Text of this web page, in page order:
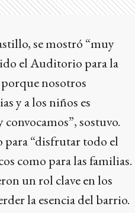
se mostró “muy
el Auditorio para la
nosotros
y a los niños es
sostuvo.
para “disfrutar todo el
como para las familias.
un rol clave en los
la esencia del barrio.